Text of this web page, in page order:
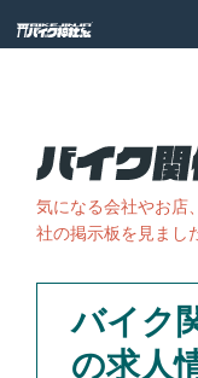
気になる会社やお店
社の掲示板を見まし
バイク
の求人